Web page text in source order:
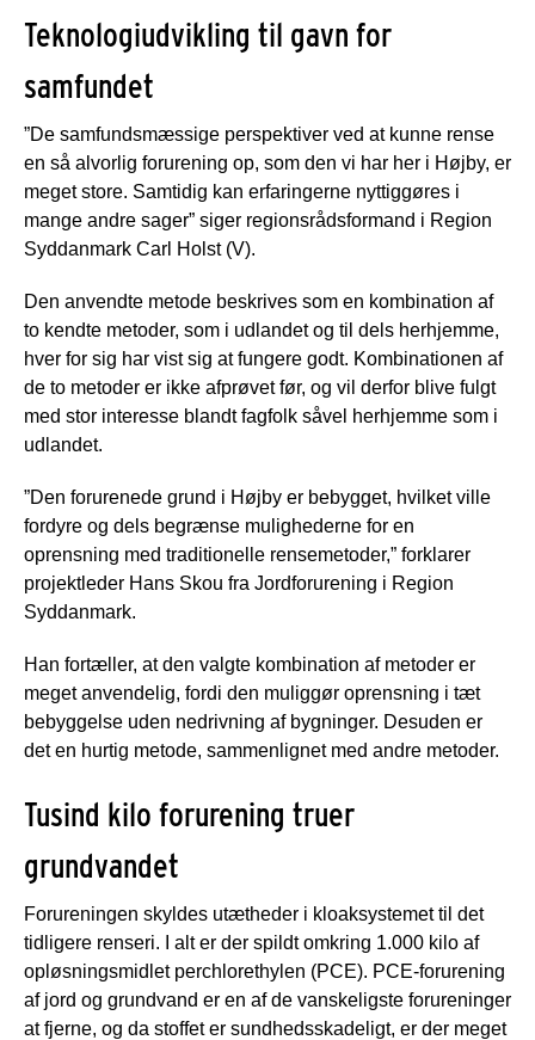
Teknologiudvikling til gavn for
samfundet
”De samfundsmæssige perspektiver ved at kunne rense
en så alvorlig forurening op, som den vi har her i Højby, er
meget store. Samtidig kan erfaringerne nyttiggøres i
mange andre sager” siger regionsrådsformand i Region
Syddanmark Carl Holst (V).
Den anvendte metode beskrives som en kombination af
to kendte metoder, som i udlandet og til dels herhjemme,
hver for sig har vist sig at fungere godt. Kombinationen af
de to metoder er ikke afprøvet før, og vil derfor blive fulgt
med stor interesse blandt fagfolk såvel herhjemme som i
udlandet.
”Den forurenede grund i Højby er bebygget, hvilket ville
fordyre og dels begrænse mulighederne for en
oprensning med traditionelle rensemetoder,” forklarer
projektleder Hans Skou fra Jordforurening i Region
Syddanmark.
Han fortæller, at den valgte kombination af metoder er
meget anvendelig, fordi den muliggør oprensning i tæt
bebyggelse uden nedrivning af bygninger. Desuden er
det en hurtig metode, sammenlignet med andre metoder.
Tusind kilo forurening truer
grundvandet
Forureningen skyldes utætheder i kloaksystemet til det
tidligere renseri. I alt er der spildt omkring 1.000 kilo af
opløsningsmidlet perchlorethylen (PCE). PCE-forurening
af jord og grundvand er en af de vanskeligste forureninger
at fjerne, og da stoffet er sundhedsskadeligt, er der meget